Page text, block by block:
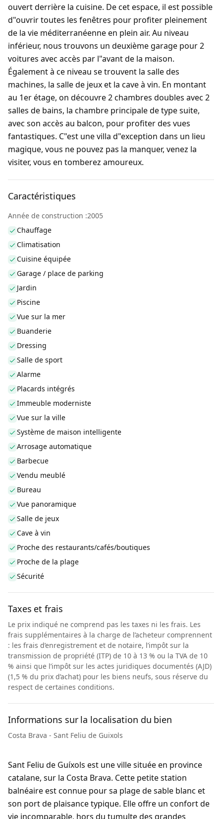
ouvert derrière la cuisine. De cet espace, il est possible
d"ouvrir toutes les fenêtres pour profiter pleinement
de la vie méditerranéenne en plein air. Au niveau
inférieur, nous trouvons un deuxième garage pour 2
voitures avec accès par l"avant de la maison.
Également à ce niveau se trouvent la salle des
machines, la salle de jeux et la cave à vin. En montant
au 1er étage, on découvre 2 chambres doubles avec 2
salles de bains, la chambre principale de type suite,
avec son accès au balcon, pour profiter des vues
fantastiques. C"est une villa d"exception dans un lieu
magique, vous ne pouvez pas la manquer, venez la
visiter, vous en tomberez amoureux.
Caractéristiques
Année de construction :2005
Chauffage
Climatisation
Cuisine équipée
Garage / place de parking
Jardin
Piscine
Vue sur la mer
Buanderie
Dressing
Salle de sport
Alarme
Placards intégrés
Immeuble moderniste
Vue sur la ville
Système de maison intelligente
Arrosage automatique
Barbecue
Vendu meublé
Bureau
Vue panoramique
Salle de jeux
Cave à vin
Proche des restaurants/cafés/boutiques
Proche de la plage
Sécurité
Taxes et frais
Le prix indiqué ne comprend pas les taxes ni les frais. Les
frais supplémentaires à la charge de l’acheteur comprennent
: les frais d’enregistrement et de notaire, l’impôt sur la
transmission de propriété (ITP) de 10 à 13 % ou la TVA de 10
% ainsi que l’impôt sur les actes juridiques documentés (AJD)
(1,5 % du prix d’achat) pour les biens neufs, sous réserve du
respect de certaines conditions.
Informations sur la localisation du bien
Costa Brava - Sant Feliu de Guixols
Sant Feliu de Guíxols est une ville située en province
catalane, sur la Costa Brava. Cette petite station
balnéaire est connue pour sa plage de sable blanc et
son port de plaisance typique. Elle offre un confort de
vie incomparable, hors du tumulte des grandes